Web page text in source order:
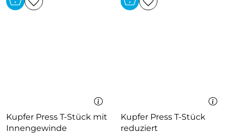
Kupfer Press T-Stück mit
Innengewinde
Kupfer Press T-Stück
reduziert